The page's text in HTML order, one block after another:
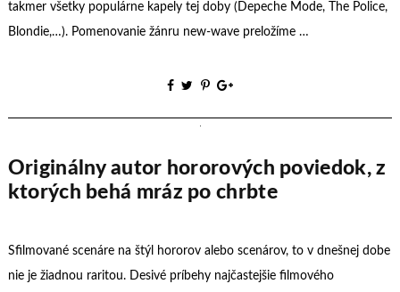
takmer všetky populárne kapely tej doby (Depeche Mode, The Police,
Blondie,…). Pomenovanie žánru new-wave preložíme …
Originálny autor hororových poviedok, z
ktorých behá mráz po chrbte
Sfilmované scenáre na štýl hororov alebo scenárov, to v dnešnej dobe
nie je žiadnou raritou. Desivé príbehy najčastejšie filmového